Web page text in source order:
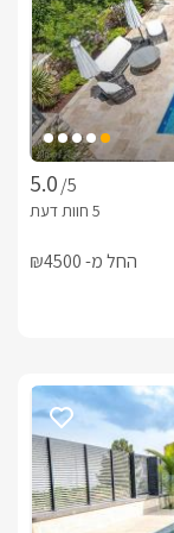
מיטה זוגית מלכותית בעלת מזרן אורתופדי, ג'קוזי מלבני גדול, מסך
LCD בלוויין (yesHD) המחובר למערכת קולנוע ביתית ונגן DVD,
חלונות גדולים לנוף ולתאורה טבעית המעוטרים בוילונות החשכה
לפי הצורך, פינת ישיבה סלונית מעוצבת, קמין עצים מפנק (בסוויטת
גן עדן ישנו קמין נפט), מקלחון נפרד מפנק עם ראש גשם, מיזוג
אוויר, פינת אוכל, מטבחון בעבודות נגרות אמנותית ושיש הכולל:
הסוויטות תיהנו מ:בריכה מעוצבת באבן עתיקה (3/ 4.5) בחורף
מחוממת המשקיפה לנוף פנורמי וסביבה פינות ישיבה ודלפק בר
בר ישיבה מעוצב וסוכות גפנים הונחו כאן במיוחד על מנת שתוכלו
/5
החל מ- ₪4500